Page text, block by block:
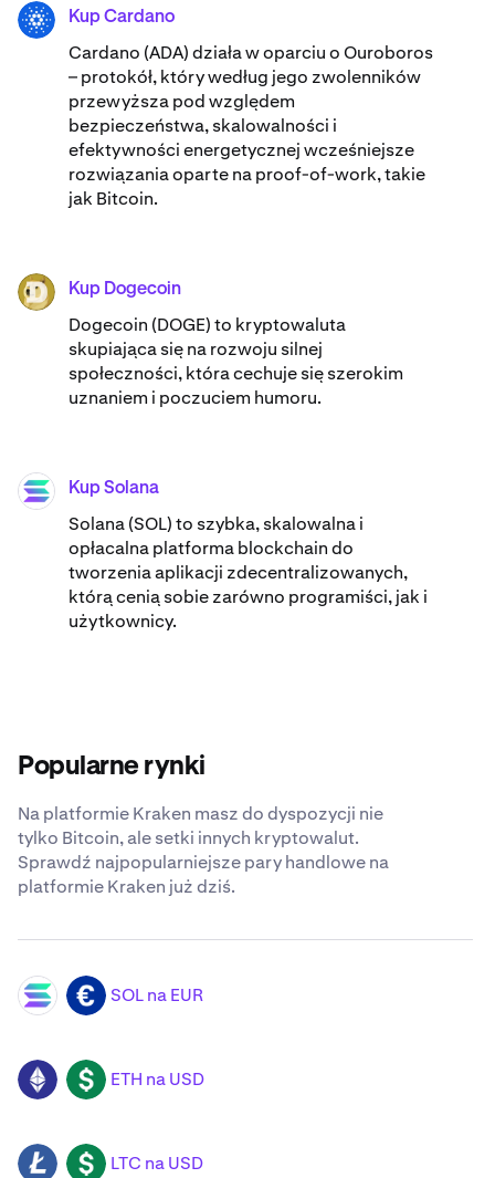
ADA Kup Cardano
Cardano (ADA) ​​działa w oparciu o Ouroboros
– protokół, który według jego zwolenników
przewyższa pod względem
bezpieczeństwa, skalowalności i
efektywności energetycznej wcześniejsze
rozwiązania oparte na proof-of-work, takie
jak Bitcoin.
DOGE Kup Dogecoin
Dogecoin (DOGE) to kryptowaluta
skupiająca się na rozwoju silnej
społeczności, która cechuje się szerokim
uznaniem i poczuciem humoru.
SOL Kup Solana
Solana (SOL) to szybka, skalowalna i
opłacalna platforma blockchain do
tworzenia aplikacji zdecentralizowanych,
którą cenią sobie zarówno programiści, jak i
użytkownicy.
Popularne rynki
Na platformie Kraken masz do dyspozycji nie
tylko Bitcoin, ale setki innych kryptowalut.
Sprawdź najpopularniejsze pary handlowe na
platformie Kraken już dziś.
SOL EUR SOL na EUR
ETH USD ETH na USD
LTC USD LTC na USD